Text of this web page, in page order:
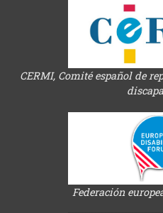
CERMI, Comité español de
Federación